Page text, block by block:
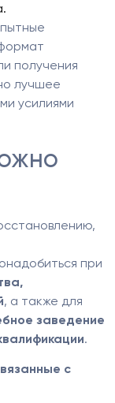
получения
лучшее
усилиями
при
, а также для
заведение
.
с